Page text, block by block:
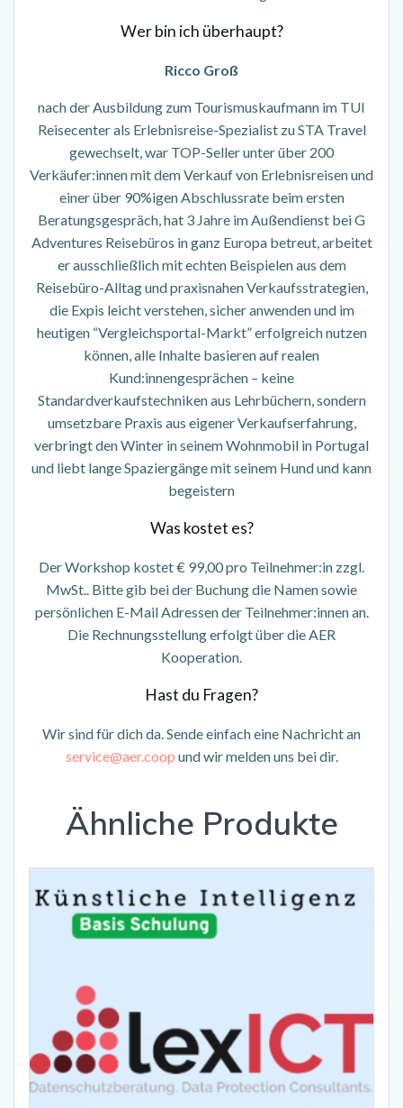
Wer bin ich überhaupt?
Ricco Groß
nach der Ausbildung zum Tourismuskaufmann im TUI
Reisecenter als Erlebnisreise-Spezialist zu STA Travel
gewechselt, war TOP-Seller unter über 200
Verkäufer:innen mit dem Verkauf von Erlebnisreisen und
einer über 90%igen Abschlussrate beim ersten
Beratungsgespräch, hat 3 Jahre im Außendienst bei G
Adventures Reisebüros in ganz Europa betreut, arbeitet
er ausschließlich mit echten Beispielen aus dem
Reisebüro-Alltag und praxisnahen Verkaufsstrategien,
die Expis leicht verstehen, sicher anwenden und im
heutigen “Vergleichsportal-Markt” erfolgreich nutzen
können, alle Inhalte basieren auf realen
Kund:innengesprächen – keine
Standardverkaufstechniken aus Lehrbüchern, sondern
umsetzbare Praxis aus eigener Verkaufserfahrung,
verbringt den Winter in seinem Wohnmobil in Portugal
und liebt lange Spaziergänge mit seinem Hund und kann
begeistern
Was kostet es?
Der Workshop kostet € 99,00 pro Teilnehmer:in zzgl.
MwSt.. Bitte gib bei der Buchung die Namen sowie
persönlichen E-Mail Adressen der Teilnehmer:innen an.
Die Rechnungsstellung erfolgt über die AER
Kooperation.
Hast du Fragen?
Wir sind für dich da. Sende einfach eine Nachricht an
service@aer.coop und wir melden uns bei dir.
Ähnliche Produkte